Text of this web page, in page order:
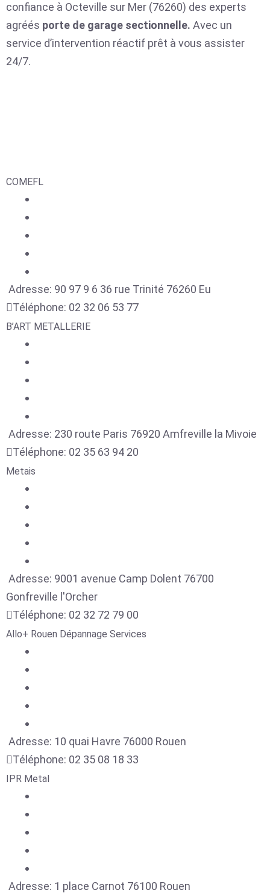
confiance à Octeville sur Mer (76260) des experts
agréés porte de garage sectionnelle. Avec un
service d’intervention réactif prêt à vous assister
24/7.
COMEFL
Adresse: 90 97 9 6 36 rue Trinité 76260 Eu
Téléphone: 02 32 06 53 77
B’ART METALLERIE
Adresse: 230 route Paris 76920 Amfreville la Mivoie
Téléphone: 02 35 63 94 20
Metais
Adresse: 9001 avenue Camp Dolent 76700
Gonfreville l'Orcher
Téléphone: 02 32 72 79 00
Allo+ Rouen Dépannage Services
Adresse: 10 quai Havre 76000 Rouen
Téléphone: 02 35 08 18 33
IPR Metal
Adresse: 1 place Carnot 76100 Rouen